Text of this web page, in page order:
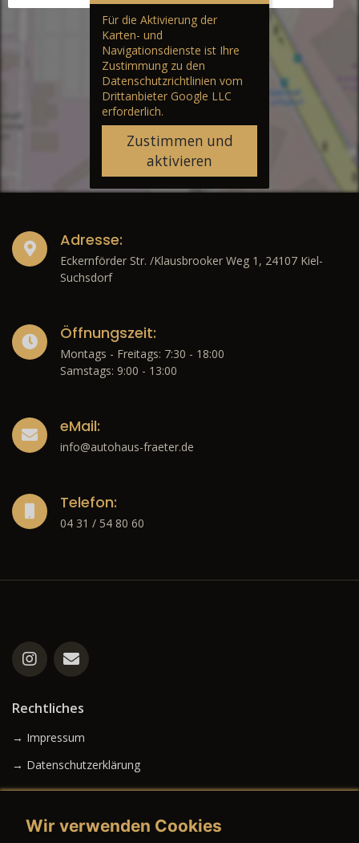
Für die Aktivierung der
Karten- und
Navigationsdienste ist Ihre
Zustimmung zu den
Datenschutzrichtlinien vom
Drittanbieter Google LLC
erforderlich.
Zustimmen und
aktivieren
Adresse:
Eckernförder Str. /Klausbrooker Weg 1, 24107 Kiel-
Suchsdorf
Öffnungszeit:
Montags - Freitags: 7:30 - 18:00
Samstags: 9:00 - 13:00
eMail:
info@autohaus-fraeter.de
Telefon:
04 31 / 54 80 60
Rechtliches
→ Impressum
→ Datenschutzerklärung
Wir verwenden Cookies